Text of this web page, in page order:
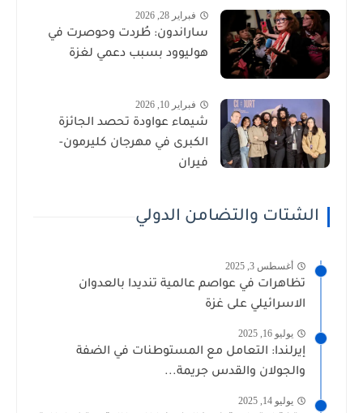
فبراير 28, 2026
ساراندون: طُردت وحوصرت في
هوليوود بسبب دعمي لغزة
فبراير 10, 2026
شيماء عواودة تحصد الجائزة
الكبرى في مهرجان كليرمون-
فيران
الشتات والتضامن الدولي
أغسطس 3, 2025
تظاهرات في عواصم عالمية تنديدا بالعدوان
الاسرائيلي على غزة
يوليو 16, 2025
إيرلندا: التعامل مع المستوطنات في الضفة
والجولان والقدس جريمة...
يوليو 14, 2025